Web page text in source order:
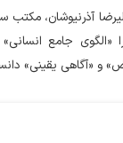
آذرنیوشان، مکتب
«الگوی جامع
و «آگاهی یقینی»